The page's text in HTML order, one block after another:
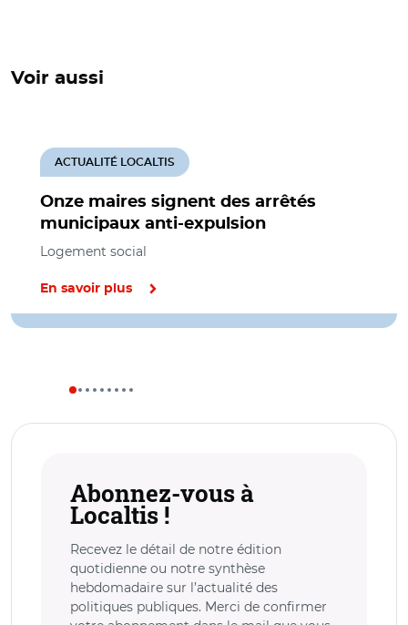
Voir aussi
Onze maires signent des arrêtés
municipaux anti-expulsion
ACTUALITÉ LOCALTIS
Logement social
En savoir plus
Abonnez-vous à
Localtis !
Recevez le détail de notre édition
quotidienne ou notre synthèse
hebdomadaire sur l’actualité des
politiques publiques. Merci de confirmer